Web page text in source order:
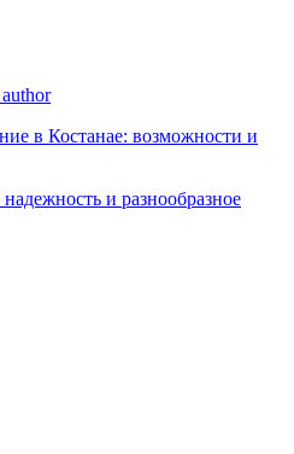
в Костанае: возможности и
и разнообразное